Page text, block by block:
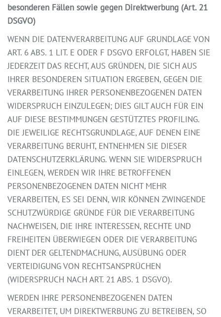
besonderen Fällen sowie gegen Direktwerbung (Art. 21
DSGVO)
WENN DIE DATENVERARBEITUNG AUF GRUNDLAGE VON
ART. 6 ABS. 1 LIT. E ODER F DSGVO ERFOLGT, HABEN SIE
JEDERZEIT DAS RECHT, AUS GRÜNDEN, DIE SICH AUS
IHRER BESONDEREN SITUATION ERGEBEN, GEGEN DIE
VERARBEITUNG IHRER PERSONENBEZOGENEN DATEN
WIDERSPRUCH EINZULEGEN; DIES GILT AUCH FÜR EIN
AUF DIESE BESTIMMUNGEN GESTÜTZTES PROFILING.
DIE JEWEILIGE RECHTSGRUNDLAGE, AUF DENEN EINE
VERARBEITUNG BERUHT, ENTNEHMEN SIE DIESER
DATENSCHUTZERKLÄRUNG. WENN SIE WIDERSPRUCH
EINLEGEN, WERDEN WIR IHRE BETROFFENEN
PERSONENBEZOGENEN DATEN NICHT MEHR
VERARBEITEN, ES SEI DENN, WIR KÖNNEN ZWINGENDE
SCHUTZWÜRDIGE GRÜNDE FÜR DIE VERARBEITUNG
NACHWEISEN, DIE IHRE INTERESSEN, RECHTE UND
FREIHEITEN ÜBERWIEGEN ODER DIE VERARBEITUNG
DIENT DER GELTENDMACHUNG, AUSÜBUNG ODER
VERTEIDIGUNG VON RECHTSANSPRÜCHEN
(WIDERSPRUCH NACH ART. 21 ABS. 1 DSGVO).
WERDEN IHRE PERSONENBEZOGENEN DATEN
VERARBEITET, UM DIREKTWERBUNG ZU BETREIBEN, SO